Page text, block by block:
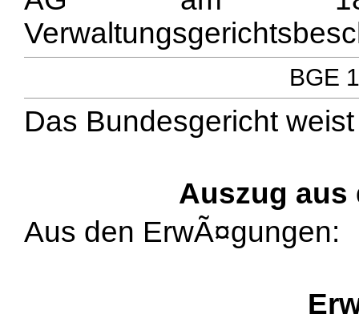
BGE
Das Bundesgericht
Auszug aus
Aus den ErwÃ¤gungen: